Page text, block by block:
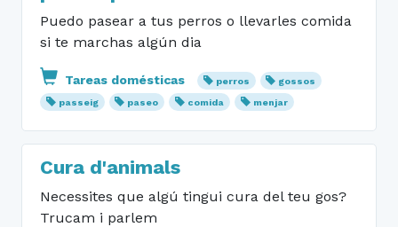
Puedo pasear a tus perros o llevarles comida
si te marchas algún dia
Tareas domésticas perros
gossos
passeig
paseo comida menjar
Cura d'animals
Necessites que algú tingui cura del teu gos?
Trucam i parlem